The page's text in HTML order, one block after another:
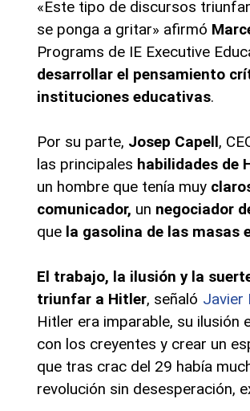
«Este tipo de discursos
se ponga a gritar» afirmó
Programs de IE Executive
desarrollar el pensamiento
instituciones educativas.
Por su parte, Josep Capell,
las principales habilidades de
un hombre que tenía muy
comunicador, un negociador
que la gasolina de las masas
El trabajo, la ilusión y la
triunfar a Hitler, señaló Javier
Hitler era imparable, su ilusión
con los creyentes y crear un
que tras crac del 29 había
revolución sin desesperación,